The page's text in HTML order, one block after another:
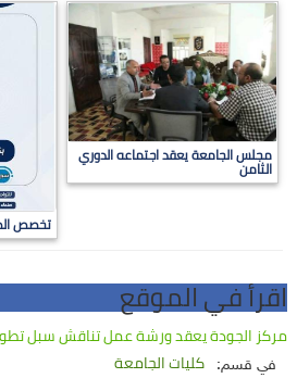
مجلس الجامعة يعقد اجتماعه الدوري
الثامن
تخصص
اقرأ في الموقع
مركز الجودة يعقد ورشة عمل تناقش سبل
في قسم:
كليات الجامعة